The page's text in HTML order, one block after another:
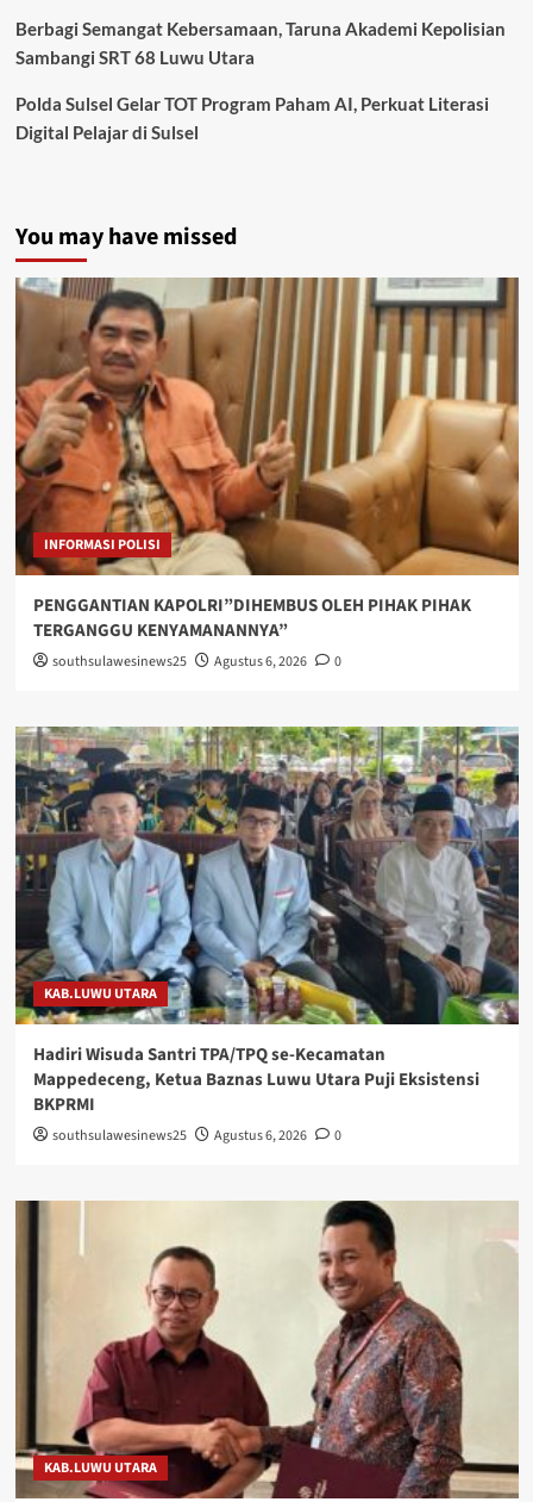
Berbagi Semangat Kebersamaan, Taruna Akademi Kepolisian
Sambangi SRT 68 Luwu Utara
Polda Sulsel Gelar TOT Program Paham AI, Perkuat Literasi
Digital Pelajar di Sulsel
You may have missed
INFORMASI POLISI
PENGGANTIAN KAPOLRI”DIHEMBUS OLEH PIHAK PIHAK
TERGANGGU KENYAMANANNYA”
southsulawesinews25 Agustus 6, 2026 0
KAB.LUWU UTARA
Hadiri Wisuda Santri TPA/TPQ se-Kecamatan
Mappedeceng, Ketua Baznas Luwu Utara Puji Eksistensi
BKPRMI
southsulawesinews25 Agustus 6, 2026 0
KAB.LUWU UTARA